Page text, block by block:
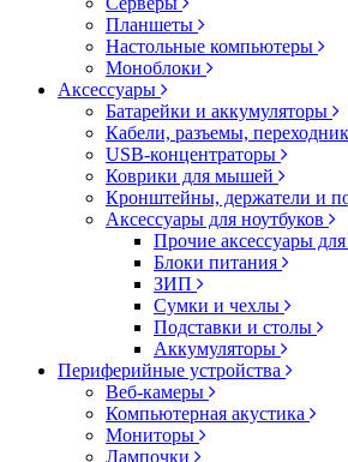
Планшеты
Настольные компьютеры
Моноблоки
Аксессуары
Батарейки и аккумуляторы
Кабели, разъемы,
USB-концентраторы
Коврики для мышей
Кронштейны, держатели и
Аксессуары для ноутбуков
Прочие аксессуары для
Блоки питания
ЗИП
Сумки и чехлы
Подставки и столы
Аккумуляторы
Периферийные устройства
Веб-камеры
Компьютерная акустика
Мониторы
Лампочки